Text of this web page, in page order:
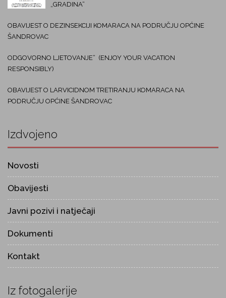
„GRADINA“
OBAVIJEST O DEZINSEKCIJI KOMARACA NA PODRUČJU OPĆINE
ŠANDROVAC
ODGOVORNO LJETOVANJE“ (ENJOY YOUR VACATION
RESPONSIBLY)
OBAVIJEST O LARVICIDNOM TRETIRANJU KOMARACA NA
PODRUČJU OPĆINE ŠANDROVAC
Izdvojeno
Novosti
Obavijesti
Javni pozivi i natječaji
Dokumenti
Kontakt
Iz fotogalerije